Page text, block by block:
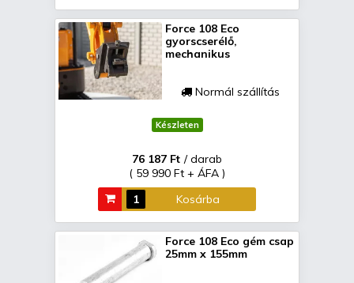
Force 108 Eco
gyorscserélő,
mechanikus
Normál szállítás
Készleten
76 187 Ft / darab
( 59 990 Ft + ÁFA )
Kosárba
Force 108 Eco gém csap
25mm x 155mm